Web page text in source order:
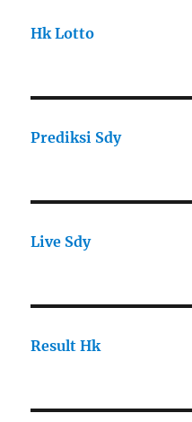
Hk Lotto
Prediksi Sdy
Live Sdy
Result Hk